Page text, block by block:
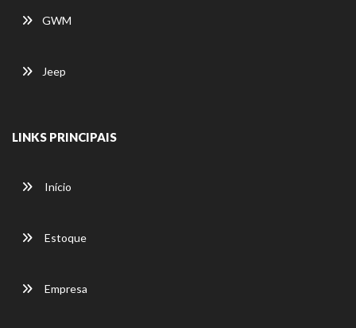
GWM
Jeep
LINKS PRINCIPAIS
Início
Estoque
Empresa